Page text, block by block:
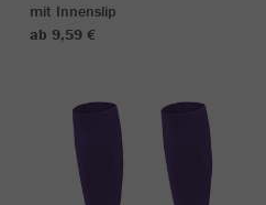
mit Innenslip
ab 9,59 €